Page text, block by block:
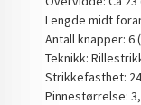
Lengde midt
Antall knapper: 6
Teknikk:
Strikkefasthet:
Pinnestørrelse: